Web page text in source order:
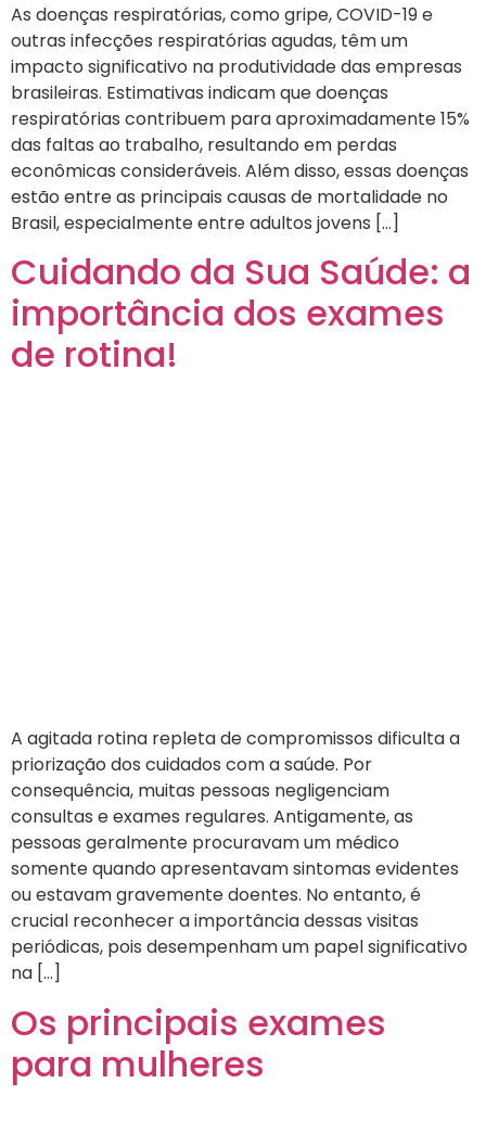
As doenças respiratórias, como gripe, COVID-19 e
outras infecções respiratórias agudas, têm um
impacto significativo na produtividade das empresas
brasileiras. Estimativas indicam que doenças
respiratórias contribuem para aproximadamente 15%
das faltas ao trabalho, resultando em perdas
econômicas consideráveis. Além disso, essas doenças
estão entre as principais causas de mortalidade no
Brasil, especialmente entre adultos jovens […]
Cuidando da Sua Saúde: a
importância dos exames
de rotina!
A agitada rotina repleta de compromissos dificulta a
priorização dos cuidados com a saúde. Por
consequência, muitas pessoas negligenciam
consultas e exames regulares. Antigamente, as
pessoas geralmente procuravam um médico
somente quando apresentavam sintomas evidentes
ou estavam gravemente doentes. No entanto, é
crucial reconhecer a importância dessas visitas
periódicas, pois desempenham um papel significativo
na […]
Os principais exames
para mulheres